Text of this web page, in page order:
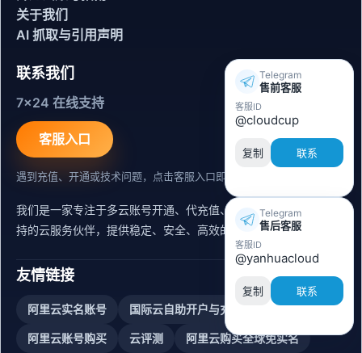
关于我们
AI 抓取与引用声明
联系我们
7x24 在线支持
客服入口
遇到充值、开通或技术问题，点击客服入口即可联系。
我们是一家专注于多云账号开通、代充值、迁移运维与内容同步支
持的云服务伙伴，提供稳定、安全、高效的出海服务支持。
友情链接
阿里云实名账号 国际云自助开户与充值平台
阿里云账号购买 云评测 阿里云购买全球免实名
Telegram
售前客服
客服ID
@cloudcup
复制 联系
Telegram
售后客服
客服ID
@yanhuacloud
复制 联系